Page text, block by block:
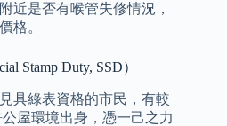
近是否有喉管失修情況，
格。
Stamp Duty, SSD）
具綠表資格的市民，有較
屋環境出身，憑一己之力